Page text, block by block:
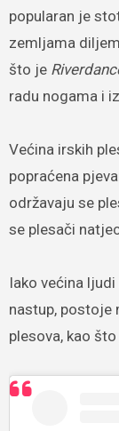
popularan je
zemljama
što je
radu nogama i
Većina irskih
popraćena
održavaju se
se plesači
Iako većina
nastup, postoje
plesova, kao